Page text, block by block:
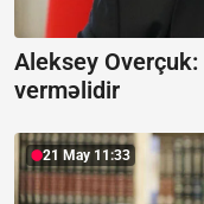
Aleksey Overçuk:
verməlidir
21 May 11:33